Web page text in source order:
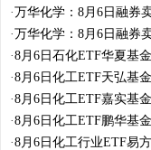
·万华化学：8月6日融券
·万华化学：8月6日融券
·8月6日石化ETF华夏基
份
·8月6日化工ETF天弘基
料
·8月6日化工ETF嘉实基
材料
·8月6日化工ETF鹏华基
材料
·8月6日化工行业ETF易